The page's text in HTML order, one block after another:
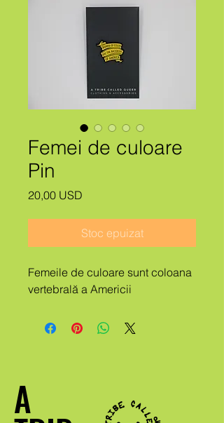
Femei de culoare
Pin
20,00 USD
Stoc epuizat
Femeile de culoare sunt coloana
vertebrală a Americii
A